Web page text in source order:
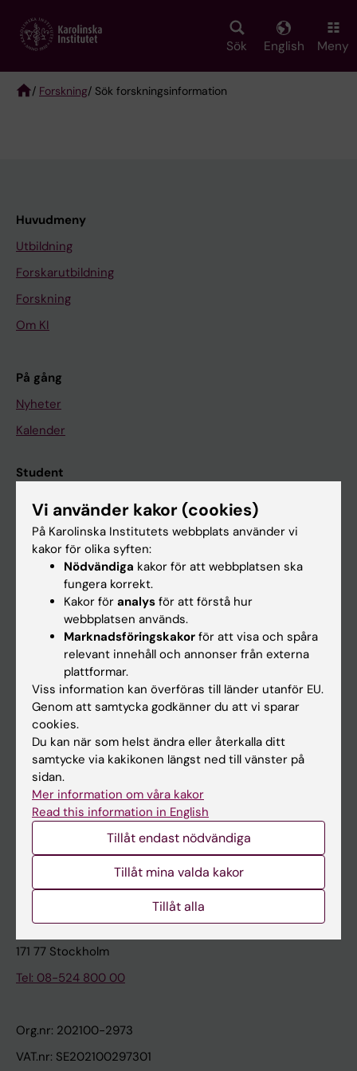
main
Sök English Meny
/ Forskning/ Sök forskningsinformation
Huvudmeny
Utbildning
Forskarutbildning
Forskning
Om KI
På gång
Nyheter
Kalender
Student
Ladok
Canvas
Schema
Studentmejlen
Kurs- och programwebbar
Student på KI
Medarbetare
Medarbetarportalen
Kontakta och besök KI
Universitetsbiblioteket
Stöd forskning och utbildning
Karolinska Institutet Innovation
Kontakta presstjänsten
Karolinska Institutet
171 77 Stockholm
Tel: 08-524 800 00
Org.nr: 202100-2973
VAT.nr: SE202100297301
Vi använder kakor (cookies)
På Karolinska Institutets webbplats använder vi
kakor för olika syften:
Nödvändiga kakor för att webbplatsen ska
fungera korrekt.
Kakor för analys för att förstå hur
webbplatsen används.
Marknadsföringskakor för att visa och spåra
relevant innehåll och annonser från externa
plattformar.
Viss information kan överföras till länder utanför EU.
Genom att samtycka godkänner du att vi sparar
cookies.
Du kan när som helst ändra eller återkalla ditt
samtycke via kakikonen längst ned till vänster på
sidan.
Mer information om våra kakor
Read this information in English
Tillåt endast nödvändiga
Tillåt mina valda kakor
Tillåt alla